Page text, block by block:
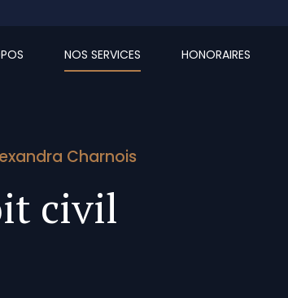
NOS SERVICES HONORAIRES
Charnois
civil